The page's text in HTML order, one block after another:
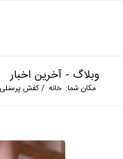
وبلاگ - آخرین اخبار
مکان شما: خانه /کفش پرسنلی